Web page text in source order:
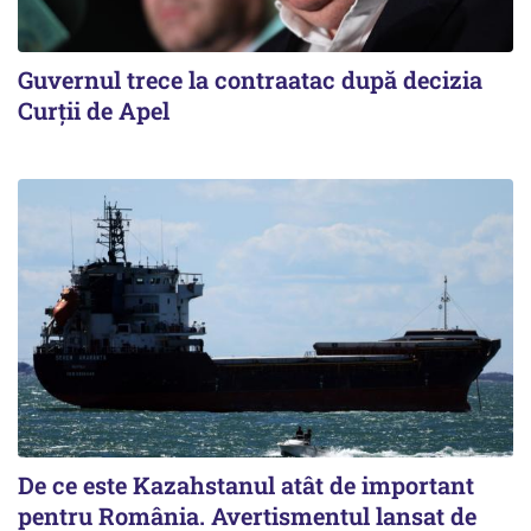
Guvernul trece la contraatac după decizia
Curții de Apel
De ce este Kazahstanul atât de important
pentru România. Avertismentul lansat de